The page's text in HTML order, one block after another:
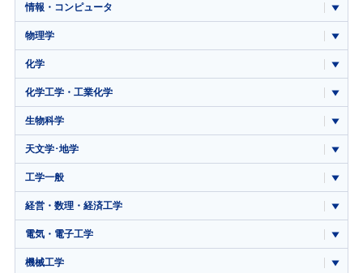
情報・コンピュータ
物理学
化学
化学工学・工業化学
生物科学
天文学･地学
工学一般
経営・数理・経済工学
電気・電子工学
機械工学